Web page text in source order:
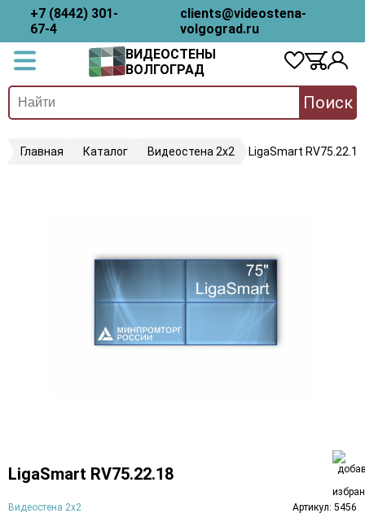
+7 (8442) 301-
67-4
clients@videostena-
volgograd.ru
ВИДЕОСТЕНЫ
ВОЛГОГРАД
Поиск
Главная Каталог Видеостена 2x2 LigaSmart RV75.22.18
LigaSmart RV75.22.18
Видеостена 2x2 Артикул: 5456